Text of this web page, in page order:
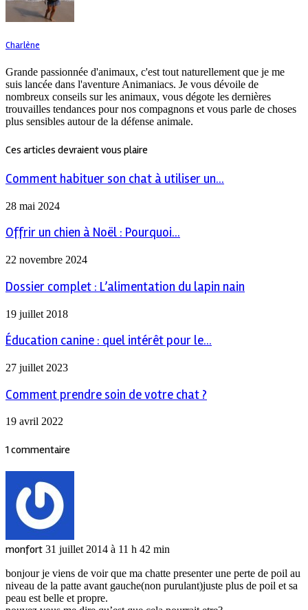
Charlène
Grande passionnée d'animaux, c'est tout naturellement que je me
suis lancée dans l'aventure Animaniacs. Je vous dévoile de
nombreux conseils sur les animaux, vous dégote les dernières
trouvailles tendances pour nos compagnons et vous parle de choses
plus sensibles autour de la défense animale.
Ces articles devraient vous plaire
Comment habituer son chat à utiliser un...
28 mai 2024
Offrir un chien à Noël : Pourquoi...
22 novembre 2024
Dossier complet : L’alimentation du lapin nain
19 juillet 2018
Éducation canine : quel intérêt pour le...
27 juillet 2023
Comment prendre soin de votre chat ?
19 avril 2022
1 commentaire
monfort 31 juillet 2014 à 11 h 42 min
bonjour je viens de voir que ma chatte presenter une perte de poil au
niveau de la patte avant gauche(non purulant)juste plus de poil et sa
peau est belle et propre.